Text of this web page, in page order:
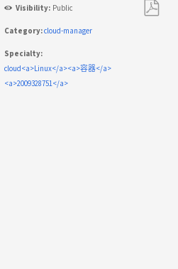
Visibility: Public
Category:cloud-manager
Specialty:
cloud<a>Linux</a><a>容器</a>
<a>2009328751</a>